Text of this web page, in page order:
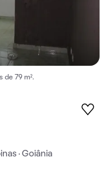
de 79 m².
· Goiânia